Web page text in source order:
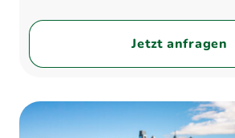
Jetzt anfragen